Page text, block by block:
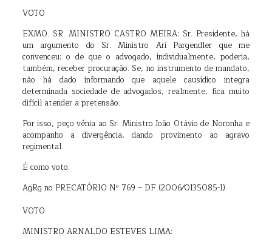
VOTO
EXMO. SR. MINISTRO CASTRO MEIRA: Sr. Presidente, há
um argumento do Sr. Ministro Ari Pargendler que me
convenceu: o de que o advogado, individualmente, poderia,
também, receber procuração. Se, no instrumento de mandato,
não há dado informando que aquele causídico integra
determinada sociedade de advogados, realmente, fica muito
difícil atender a pretensão.
Por isso, peço vênia ao Sr. Ministro João Otávio de Noronha e
acompanho a divergência, dando provimento ao agravo
regimental.
É como voto.
AgRg no PRECATÓRIO Nº 769 – DF (2006⁄0135085-1)
VOTO
MINISTRO ARNALDO ESTEVES LIMA: